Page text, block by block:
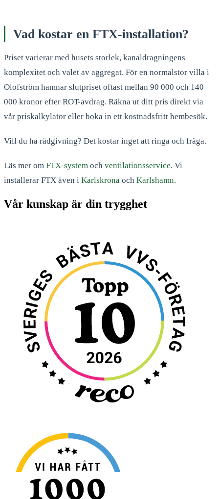
Vad kostar en FTX-installation?
Priset varierar med husets storlek, kanaldragningens
komplexitet och valet av aggregat. För en normalstor villa i
Olofström hamnar slutpriset oftast mellan 90 000 och 140
000 kronor efter ROT-avdrag. Räkna ut ditt pris direkt via
vår priskalkylator eller boka in ett kostnadsfritt hembesök.
Vill du ha rådgivning? Det kostar inget att ringa och fråga.
Läs mer om FTX-system och ventilationsservice. Vi
installerar FTX även i Karlskrona och Karlshamn.
Vår kunskap är din trygghet